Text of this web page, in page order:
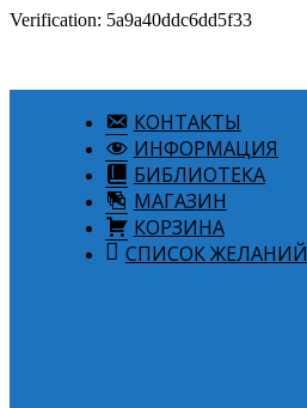
Verification: 5a9a40ddc6dd5f33
КОНТАКТЫ
ИНФОРМАЦИЯ
БИБЛИОТЕКА
МАГАЗИН
КОРЗИНА
СПИСОК ЖЕЛАНИЙ